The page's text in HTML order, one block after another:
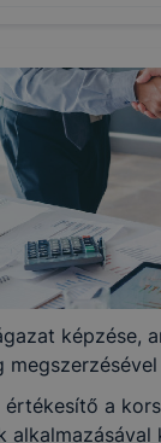
képzése,
megszerzésével
értékesítő a
alkalmazásával